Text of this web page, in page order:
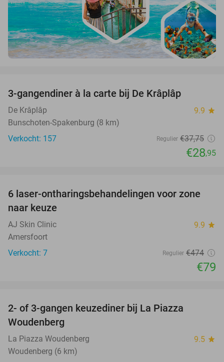
3-gangendiner à la carte bij De Krâplâp
De Krâplâp 9.9 star
Bunschoten-Spakenburg (8 km)
Verkocht: 157
Regulier €37,75
€28,95
83%
6 laser-ontharingsbehandelingen voor zone
naar keuze
AJ Skin Clinic 9.9 star
Amersfoort
Verkocht: 7
Regulier €474
€79
2- of 3-gangen keuzediner bij La Piazza
Woudenberg
La Piazza Woudenberg 9.5 star
Woudenberg (6 km)